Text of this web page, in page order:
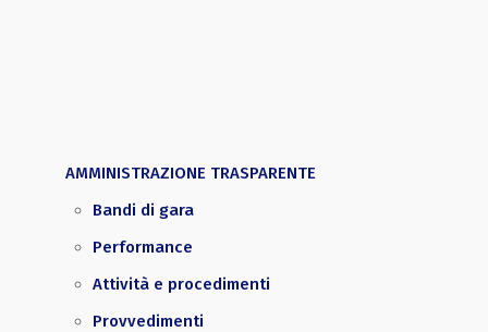
AMMINISTRAZIONE TRASPARENTE
Bandi di gara
Performance
Attività e procedimenti
Provvedimenti